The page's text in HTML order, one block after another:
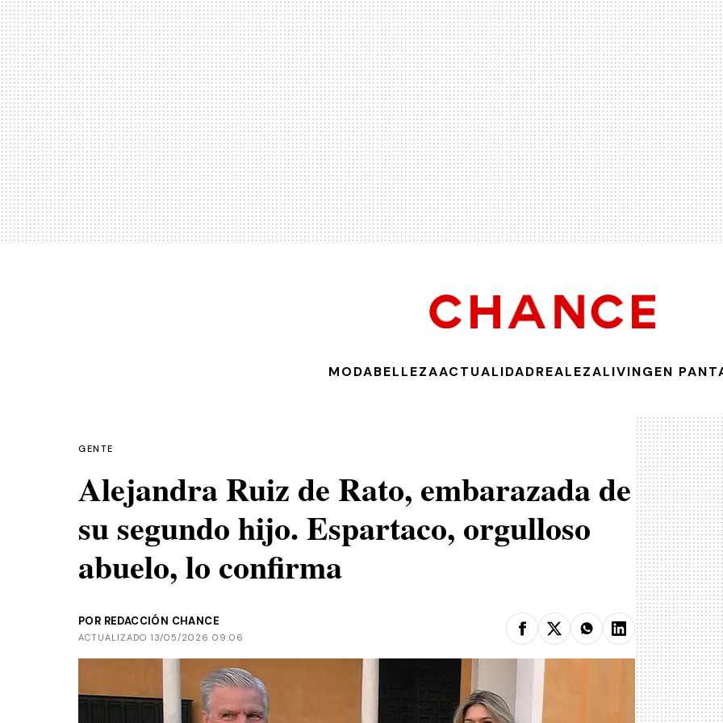
MODABELLEZAACTUALIDADREALEZALIVINGEN
GENTE
Alejandra Ruiz de Rato, embarazada de
su segundo hijo. Espartaco, orgulloso
abuelo, lo confirma
POR REDACCIÓN CHANCE
ACTUALIZADO 13/05/2026 09:06